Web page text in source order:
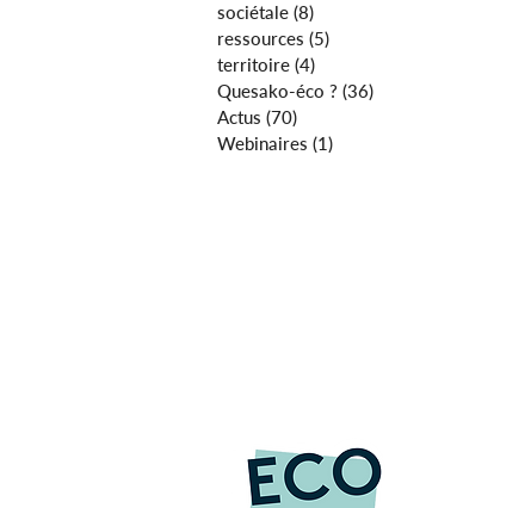
sociétale (8)
ressources (5)
territoire (4)
Quesako-éco ? (36)
Actus (70)
Webinaires (1)